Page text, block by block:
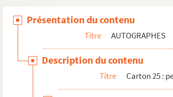
de Laon
Septime de Fay, comte de), pair de France
agronome
chapitre de Laon
Présentation du contenu
Titre AUTOGRAPHES
Description du contenu
Titre Carton 25 :